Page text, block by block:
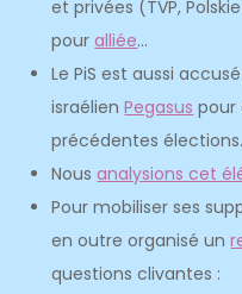
et privées (TVP,
pouralliée…
Le PiS est aussi
israélienPegasus pour
précédentes élections.
Nousanalysions cet
Pour mobiliser ses
en outre organisé un
questions clivantes :